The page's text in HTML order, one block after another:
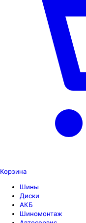
Корзина
Шины
Диски
АКБ
Шиномонтаж